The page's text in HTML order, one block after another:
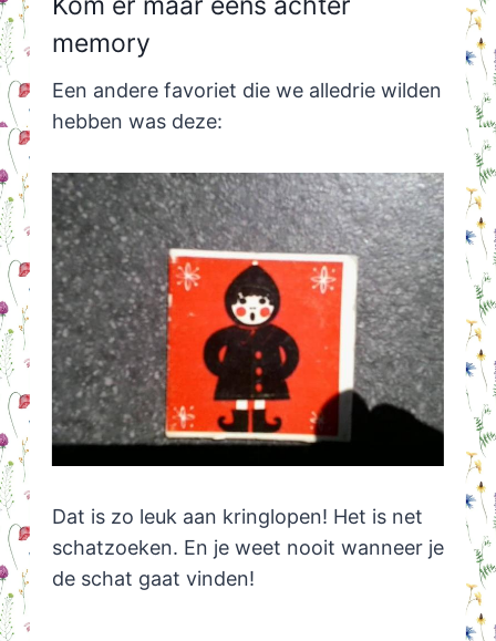
memory
Een andere favoriet die we alledrie wilden
hebben was deze:
Dat is zo leuk aan kringlopen! Het is net
schatzoeken. En je weet nooit wanneer je
de schat gaat vinden!